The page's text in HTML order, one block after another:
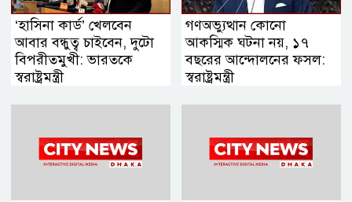
‘হাসিনা কার্ড’ খেলবেন
আবার বন্ধুত্ব চাইবেন, দুটো
বিপরীতমুখী: ভারতকে
স্বরাষ্ট্রমন্ত্রী
গণঅভ্যুত্থান কোনো
আকস্মিক ঘটনা নয়, ১৭
বছরের আন্দোলনের ফসল:
স্বরাষ্ট্রমন্ত্রী